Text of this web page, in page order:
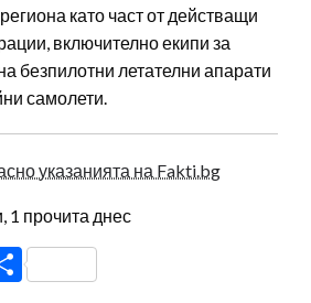
като част от действащи
включително екипи за
безпилотни летателни апарати
самолети.
указанията на Fakti.bg
1 прочита днес
Share